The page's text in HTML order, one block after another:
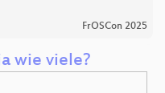
FrOSCon 2025
wie viele?